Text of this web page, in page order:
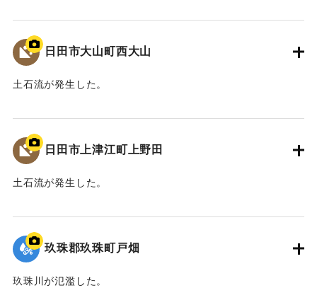
2020/7/6｜固有コード:01215085
日田市大山町西大山
土石流が発生した。
2020/7/6｜固有コード:01215084
日田市上津江町上野田
土石流が発生した。
2020/7/6｜固有コード:01215083
玖珠郡玖珠町戸畑
玖珠川が氾濫した。